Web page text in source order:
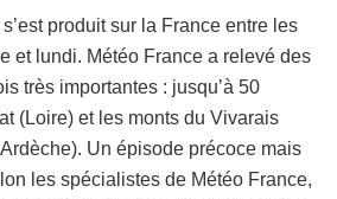
produit sur la France entre les
et lundi. Météo France a relevé des
très importantes : jusqu’à 50
(Loire) et les monts du Vivarais
Un épisode précoce mais
les spécialistes de Météo France,